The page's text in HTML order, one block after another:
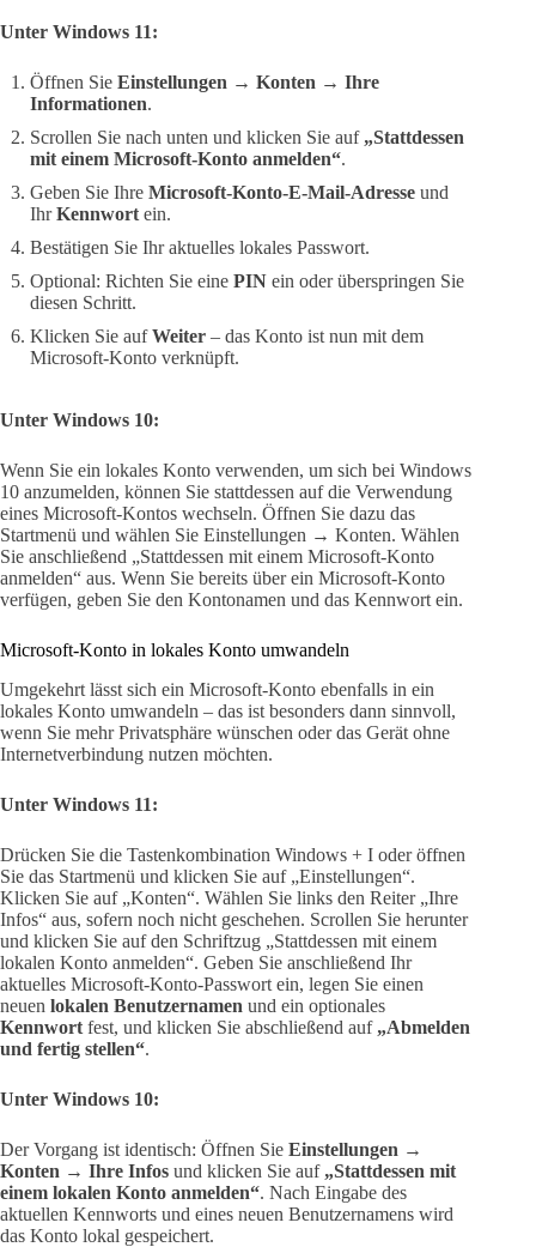
Unter Windows 11:
Öffnen Sie Einstellungen → Konten → Ihre
Informationen.
Scrollen Sie nach unten und klicken Sie auf „Stattdessen
mit einem Microsoft-Konto anmelden“.
Geben Sie Ihre Microsoft-Konto-E-Mail-Adresse und
IhrKennwort ein.
Bestätigen Sie Ihr aktuelles lokales Passwort.
Optional: Richten Sie eine PIN ein oder überspringen Sie
diesen Schritt.
Klicken Sie aufWeiter – das Konto ist nun mit dem
Microsoft-Konto verknüpft.
Unter Windows 10:
Wenn Sie ein lokales Konto verwenden, um sich bei Windows
10 anzumelden, können Sie stattdessen auf die Verwendung
eines Microsoft-Kontos wechseln. Öffnen Sie dazu das
Startmenü und wählen Sie Einstellungen → Konten. Wählen
Sie anschließend „Stattdessen mit einem Microsoft-Konto
anmelden“ aus. Wenn Sie bereits über ein Microsoft-Konto
verfügen, geben Sie den Kontonamen und das Kennwort ein.
Microsoft-Konto in lokales Konto umwandeln
Umgekehrt lässt sich ein Microsoft-Konto ebenfalls in ein
lokales Konto umwandeln – das ist besonders dann sinnvoll,
wenn Sie mehr Privatsphäre wünschen oder das Gerät ohne
Internetverbindung nutzen möchten.
Unter Windows 11:
Drücken Sie die Tastenkombination Windows + I oder öffnen
Sie das Startmenü und klicken Sie auf „Einstellungen“.
Klicken Sie auf „Konten“. Wählen Sie links den Reiter „Ihre
Infos“ aus, sofern noch nicht geschehen. Scrollen Sie herunter
und klicken Sie auf den Schriftzug „Stattdessen mit einem
lokalen Konto anmelden“. Geben Sie anschließend Ihr
aktuelles Microsoft-Konto-Passwort ein, legen Sie einen
neuen lokalen Benutzernamen und ein optionales
Kennwort fest, und klicken Sie abschließend auf „Abmelden
und fertig stellen“.
Unter Windows 10:
Der Vorgang ist identisch: Öffnen Sie Einstellungen →
Konten → Ihre Infos und klicken Sie auf „Stattdessen mit
einem lokalen Konto anmelden“. Nach Eingabe des
aktuellen Kennworts und eines neuen Benutzernamens wird
das Konto lokal gespeichert.